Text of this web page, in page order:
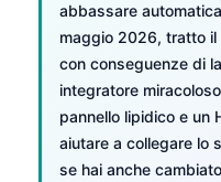
abbassare
maggio 2026, tratto il
con conseguenze di
integratore
pannello lipidico e un
aiutare a collegare lo
se hai anche